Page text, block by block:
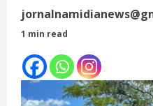
1 min read